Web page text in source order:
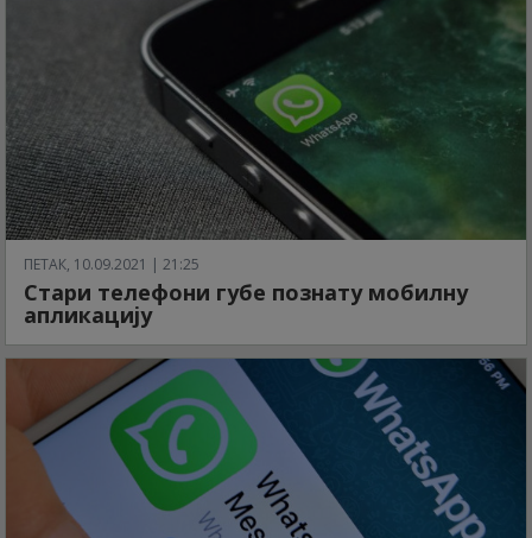
ПЕТАК, 10.09.2021 | 21:25
Стари телефони губе познату мобилну
апликацију